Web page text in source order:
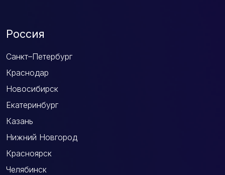
Россия
Санкт–Петербург
Краснодар
Новосибирск
Екатеринбург
Казань
Нижний Новгород
Красноярск
Челябинск